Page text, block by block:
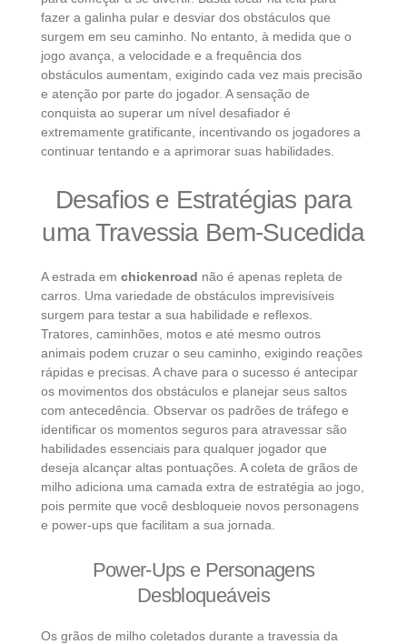
fazer a galinha pular e desviar dos obstáculos que
surgem em seu caminho. No entanto, à medida que o
jogo avança, a velocidade e a frequência dos
obstáculos aumentam, exigindo cada vez mais precisão
e atenção por parte do jogador. A sensação de
conquista ao superar um nível desafiador é
extremamente gratificante, incentivando os jogadores a
continuar tentando e a aprimorar suas habilidades.
Desafios e Estratégias para
uma Travessia Bem-Sucedida
A estrada em chickenroad não é apenas repleta de
carros. Uma variedade de obstáculos imprevisíveis
surgem para testar a sua habilidade e reflexos.
Tratores, caminhões, motos e até mesmo outros
animais podem cruzar o seu caminho, exigindo reações
rápidas e precisas. A chave para o sucesso é antecipar
os movimentos dos obstáculos e planejar seus saltos
com antecedência. Observar os padrões de tráfego e
identificar os momentos seguros para atravessar são
habilidades essenciais para qualquer jogador que
deseja alcançar altas pontuações. A coleta de grãos de
milho adiciona uma camada extra de estratégia ao jogo,
pois permite que você desbloqueie novos personagens
e power-ups que facilitam a sua jornada.
Power-Ups e Personagens
Desbloqueáveis
Os grãos de milho coletados durante a travessia da